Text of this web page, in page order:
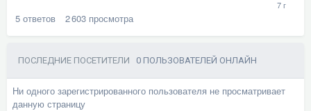
5 ответов 2 603 просмотра
ПОСЛЕДНИЕ ПОСЕТИТЕЛИ 0 ПОЛЬЗОВАТЕЛЕЙ ОНЛАЙН
Ни одного зарегистрированного пользователя не просматривает
данную страницу